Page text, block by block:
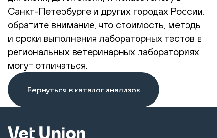
Санкт-Петербурге и других городах России,
обратите внимание, что стоимость, методы
и сроки выполнения лабораторных тестов в
региональных ветеринарных лабораториях
могут отличаться.
Вернуться в каталог анализов